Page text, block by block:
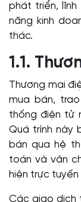
phát triển,
năng kinh
thác.
1.1.
Thương mại
mua bán,
thống điện tử
Quá trình này
bán qua hệ
toán và vận
hiện trực
Các giao dịch